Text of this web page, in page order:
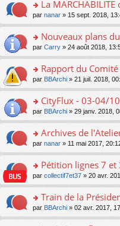
c
e
nt
pl
u
s
c
e
nt
o
lu
pl
u
s
c
e
nt
g
e
n
o
lu
pl
u
s
c
e
nt
e
s
g
e
n
o
lu
pl
u
s
c
e
nt
er
le
m
e
s
a
g
e
n
n
lu
le
pl
u
c
e
nt
o
n
ult
er
le
m
e
a
g
e
n
n
le
pl
u
ré
c
e
La
par nanar » 15 sept. 2018,
o
n
ult
er
le
m
e
a
g
e
n
n
le
pl
u
Nouveaux plans
par Carry » 24 août 2018,
o
n
ult
er
le
m
e
a
g
e
n
n
Rapport du
par BBArchi » 21 juil. 2018,
o
n
ult
er
le
m
e
a
g
e
CityFlux - 03-04/
par BBArchi » 29 janv. 2018,
o
n
ult
er
le
m
e
Archives de
par nanar » 11 mai 2017,
o
n
ult
er
le
Pétition lignes 7 et
par collectif7et37 » 20 avr.
o
n
Train de la
par BBArchi » 02 avr. 2017,